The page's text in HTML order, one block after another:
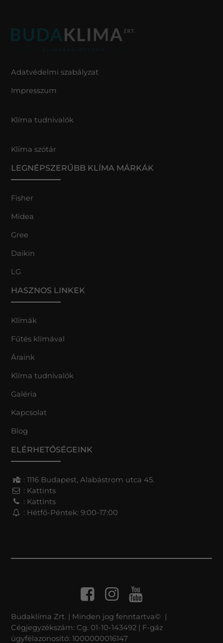
Adatvédelmi szabályzat
Impresszum
Klíma tudnivalók
Klíma szótár
LEGNÉPSZERŰBB KLÍMA MÁRKÁK
Fisher
Midea
Gree
Daikin
LG
HASZNOS LINKEK
Klímák
Fűtés klímával
Áraink
Klíma tudnivalók
Galéria
Kapcsolat
Blog
ELÉRHETŐSÉGEINK
: 1116 Budapest, Alabástrom utca 45.
: Kattints
: Kattints
: Hétfő-Péntek: 9:00-17:00
Budaklíma Zrt. | Minden jog fenntartva© |
Cégjegyzékszám: Cg. 01-10-143492 | F-gáz
ügyfélazonosító: 1000000016147